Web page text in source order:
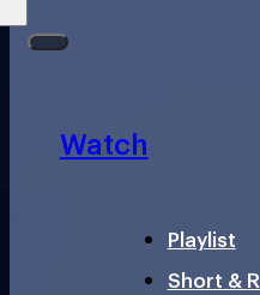
Watch
Playlist
Short &